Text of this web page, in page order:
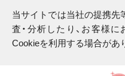
当サイトでは当社の提携先
査・分析したり、お客様
Cookieを利用する場合があ